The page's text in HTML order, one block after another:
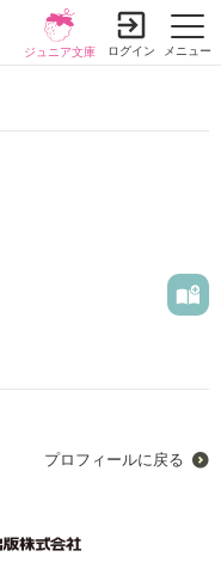
メニュー
ジュニア文庫 ログイン
プロフィールに戻る